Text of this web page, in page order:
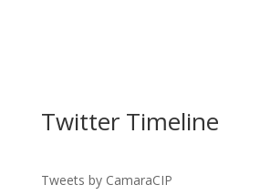
Twitter Timeline
Tweets by CamaraCIP
Twitter